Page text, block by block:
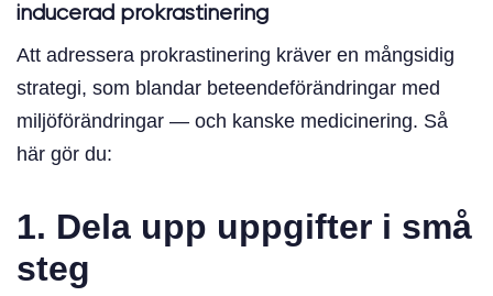
inducerad prokrastinering
Att adressera prokrastinering kräver en mångsidig
strategi, som blandar beteendeförändringar med
miljöförändringar — och kanske medicinering. Så
här gör du:
1. Dela upp uppgifter i små
steg